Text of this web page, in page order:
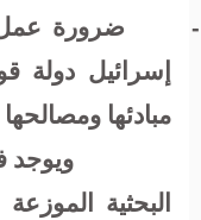
-
ضرورة
إسرائيل
مبادئها
ويوجد
البحثية